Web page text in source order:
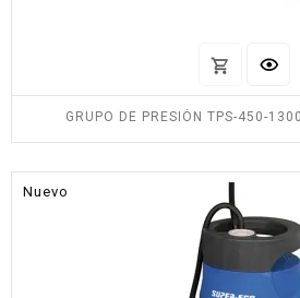
GRUPO DE PRESIÓN TPS-450-
Nuevo